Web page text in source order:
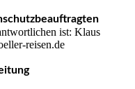
ist: Klaus
reisen.de